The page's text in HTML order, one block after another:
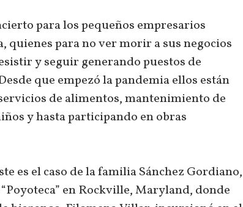
para los pequeños empresarios
quienes para no ver morir a sus negocios
y seguir generando puestos de
que empezó la pandemia ellos están
de alimentos, mantenimiento de
y hasta participando en obras
es el caso de la familia Sánchez Gordiano,
en Rockville, Maryland, donde